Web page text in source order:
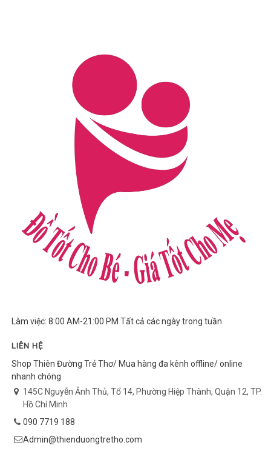
Làm việc: 8:00 AM-21:00 PM Tất cả các ngày trong tuần
LIÊN HỆ
Shop Thiên Đường Trẻ Thơ/ Mua hàng đa kênh offline/ online
nhanh chóng
145C Nguyễn Ảnh Thủ, Tổ 14, Phường Hiệp Thành, Quận 12, TP.
Hồ Chí Minh
090 7719 188
Admin@thienduongtretho.com